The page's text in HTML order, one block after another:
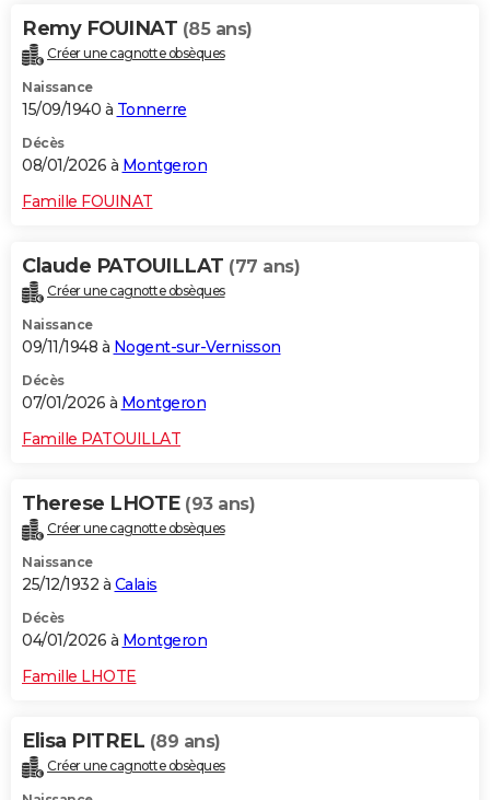
Remy FOUINAT (85 ans)
Créer une cagnotte obsèques
Naissance
15/09/1940 à Tonnerre
Décès
08/01/2026 à Montgeron
Famille FOUINAT
Claude PATOUILLAT (77 ans)
Créer une cagnotte obsèques
Naissance
09/11/1948 à Nogent-sur-Vernisson
Décès
07/01/2026 à Montgeron
Famille PATOUILLAT
Therese LHOTE (93 ans)
Créer une cagnotte obsèques
Naissance
25/12/1932 à Calais
Décès
04/01/2026 à Montgeron
Famille LHOTE
Elisa PITREL (89 ans)
Créer une cagnotte obsèques